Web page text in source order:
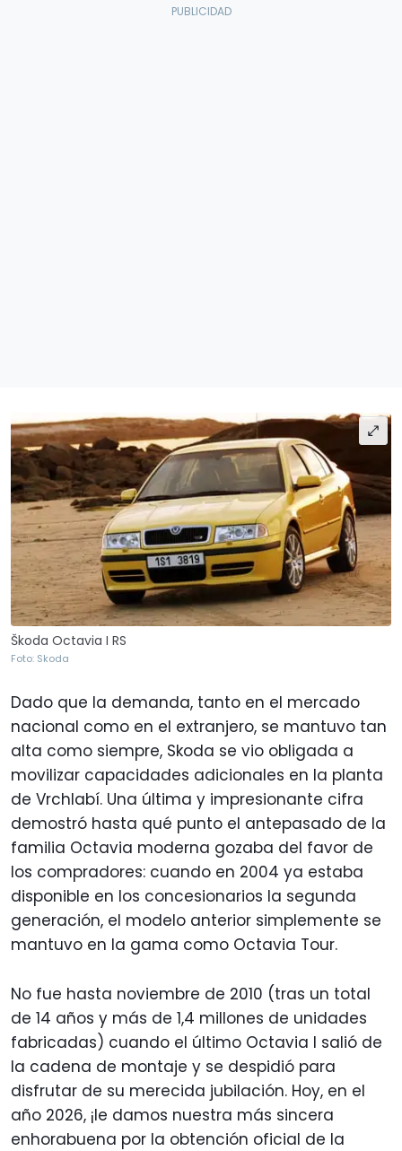
Škoda Octavia I RS
Foto: Skoda
Dado que la demanda, tanto en el mercado
nacional como en el extranjero, se mantuvo tan
alta como siempre, Skoda se vio obligada a
movilizar capacidades adicionales en la planta
de Vrchlabí. Una última y impresionante cifra
demostró hasta qué punto el antepasado de la
familia Octavia moderna gozaba del favor de
los compradores: cuando en 2004 ya estaba
disponible en los concesionarios la segunda
generación, el modelo anterior simplemente se
mantuvo en la gama como Octavia Tour.
No fue hasta noviembre de 2010 (tras un total
de 14 años y más de 1,4 millones de unidades
fabricadas) cuando el último Octavia I salió de
la cadena de montaje y se despidió para
disfrutar de su merecida jubilación. Hoy, en el
año 2026, ¡le damos nuestra más sincera
enhorabuena por la obtención oficial de la